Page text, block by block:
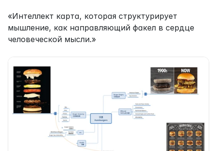
«Интеллект карта, которая структурирует
мышление, как направляющий факел в сердце
человеческой мысли.»